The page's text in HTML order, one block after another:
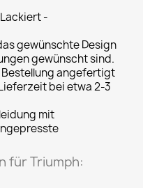
-
gewünschte Design
gewünscht sind.
Bestellung angefertigt
bei etwa 2-3
mit
für Triumph: